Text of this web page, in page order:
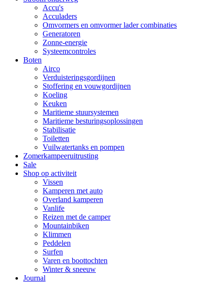
Accu's
Acculaders
Omvormers en omvormer lader combinaties
Generatoren
Zonne-energie
Systeemcontroles
Boten
Airco
Verduisteringsgordijnen
Stoffering en vouwgordijnen
Koeling
Keuken
Maritieme stuursystemen
Maritieme besturingsoplossingen
Stabilisatie
Toiletten
Vuilwatertanks en pompen
Zomerkampeeruitrusting
Sale
Shop op activiteit
Vissen
Kamperen met auto
Overland kamperen
Vanlife
Reizen met de camper
Mountainbiken
Klimmen
Peddelen
Surfen
Varen en boottochten
Winter & sneeuw
Journal